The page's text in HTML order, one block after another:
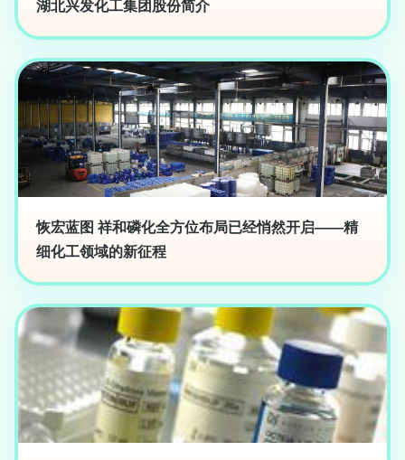
湖北兴发化工集团股份简介
恢宏蓝图 祥和磷化全方位布局已经悄然开启——精
细化工领域的新征程